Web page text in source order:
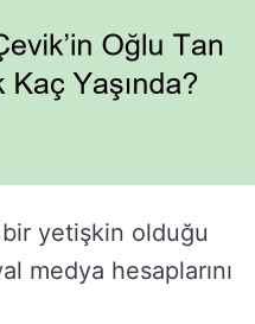
bir yetişkin olduğu
medya hesaplarını